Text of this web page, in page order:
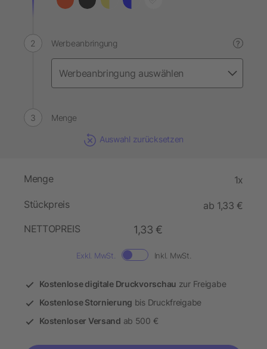
Werbeanbringung ?
Menge
Auswahl zurücksetzen
Menge 1x
Stückpreis
ab 1,33 €
NETTOPREIS
1,33 €
Exkl. MwSt. Inkl. MwSt.
Kostenlose digitale Druckvorschau zur Freigabe
Kostenlose Stornierung bis Druckfreigabe
Kostenloser Versand ab 500 €